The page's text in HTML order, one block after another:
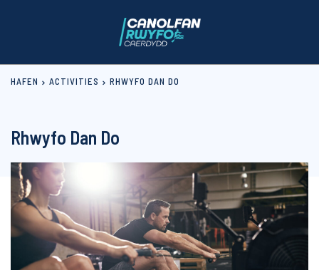
HAFEN ACTIVITIES RHWYFO DAN DO
Rhwyfo Dan Do